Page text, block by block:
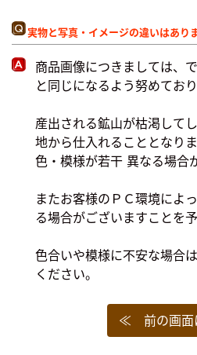
実物と写真・イメージの違いはあり
商品画像につきましては、
と同じになるよう努めており
産出される鉱山が枯渇して
地から仕入れることとなり
色・模様が若干 異なる場合
またお客様のＰＣ環境によ
る場合がございますことを
色合いや模様に不安な場合
ください。
≪ 前の画面